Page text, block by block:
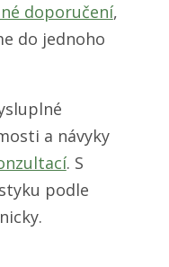
doporučení,
do jednoho
a návyky
. S
podle